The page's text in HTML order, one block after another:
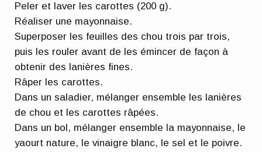
Peler et laver les carottes (200 g).
Réaliser une mayonnaise.
Superposer les feuilles des chou trois par trois,
puis les rouler avant de les émincer de façon à
obtenir des lanières fines.
Râper les carottes.
Dans un saladier, mélanger ensemble les lanières
de chou et les carottes râpées.
Dans un bol, mélanger ensemble la mayonnaise, le
yaourt nature, le vinaigre blanc, le sel et le poivre.